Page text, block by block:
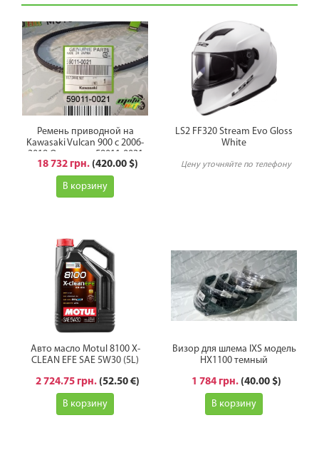
Ремень приводной на
Kawasaki Vulcan 900 с 2006-
2019 Оригинал 59011-0021
18 732 грн. (420.00 $)
В корзину
LS2 FF320 Stream Evo Gloss
White
Цену уточняйте по телефону
Авто масло Motul 8100 X-
CLEAN EFE SAE 5W30 (5L)
2 724.75 грн. (52.50 €)
В корзину
Визор для шлема IXS модель
HX1100 темный
1 784 грн. (40.00 $)
В корзину